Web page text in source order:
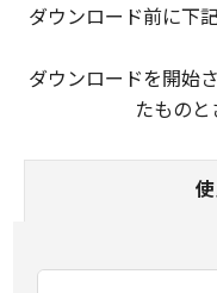
ダウンロード前に下
ダウンロードを開始
たものと